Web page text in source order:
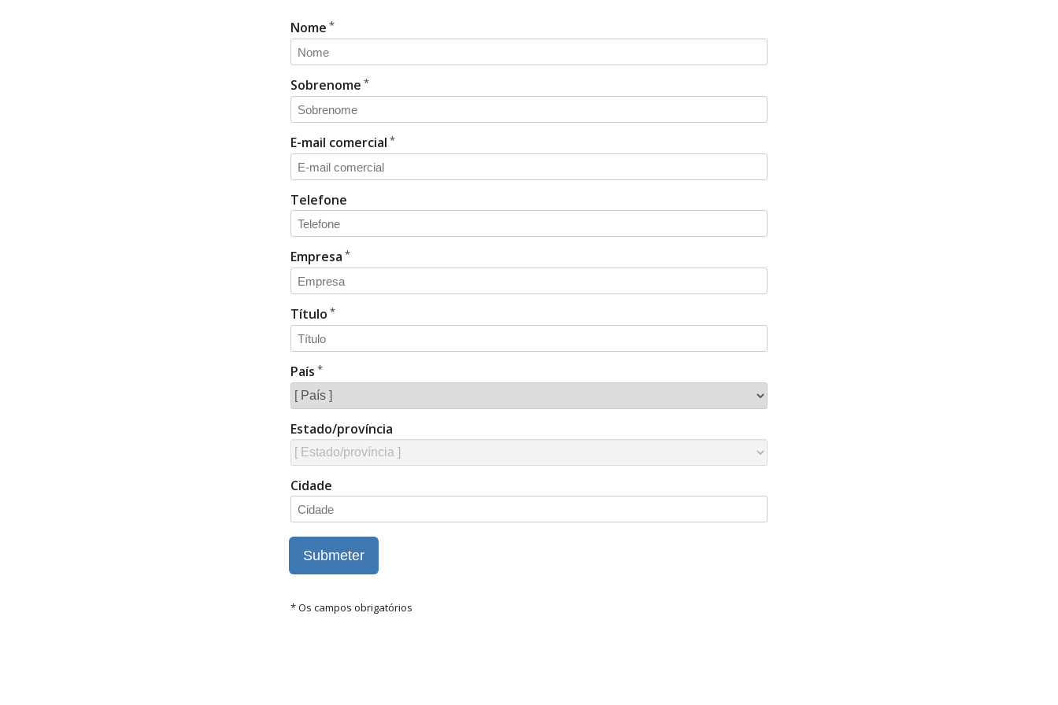
Nome
Sobrenome
E-mail comercial
Telefone
Empresa
Título
País
Estado/província
Cidade
* Os campos obrigatórios